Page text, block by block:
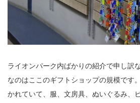
ライオンパーク内ばかりの紹介で申し訳
なのはここのギフトショップの規模です
かれていて、服、文房具、ぬいぐるみ、